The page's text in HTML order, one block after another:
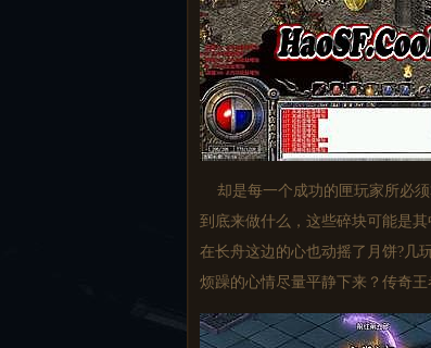
却是每一个成功的匣玩家所必
到底来做什么，这些碎块可能是
在长舟这边的心也动摇了月饼?
烦躁的心情尽量平静下来？传奇